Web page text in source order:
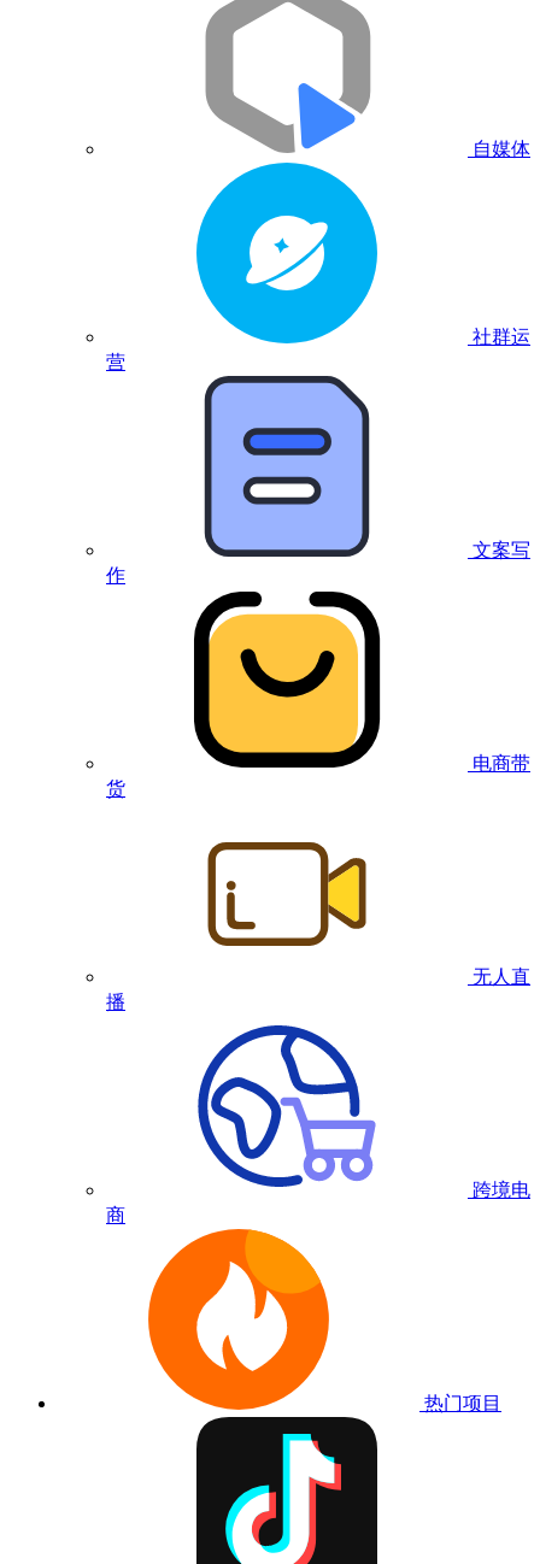
自媒体
社群运
营
文案写
作
电商带
货
无人直
播
跨境电
商
热门项目